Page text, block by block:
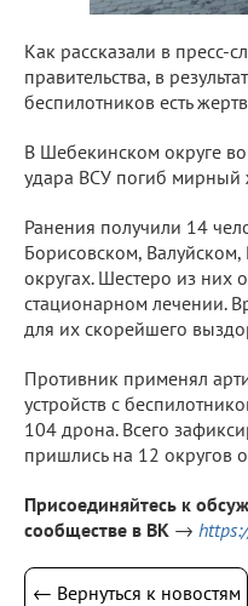
Как рассказали в пресс-
правительства, в
беспилотников есть
В Шебекинском округе
удара ВСУ погиб мирный
Ранения получили 14
Борисовском,
округах. Шестеро из них
стационарном лечении.
для их скорейшего
Противник применял
устройств с
104 дрона. Всего
пришлись на 12 округов
Присоединяйтесь к
сообществе в ВК →
← Вернуться к новостям